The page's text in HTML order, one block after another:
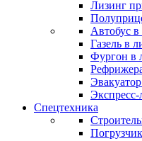
Лизинг
Автобус в
Газель в
Фургон в
Экспресс-
Спецтехника